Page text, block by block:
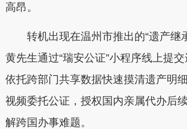
高昂。
转机出现在温州市推出的“遗产继承
黄先生通过“瑞安公证”小程序线上提交
依托跨部门共享数据快速摸清遗产明
视频委托公证，授权国内亲属代办后
解跨国办事难题。